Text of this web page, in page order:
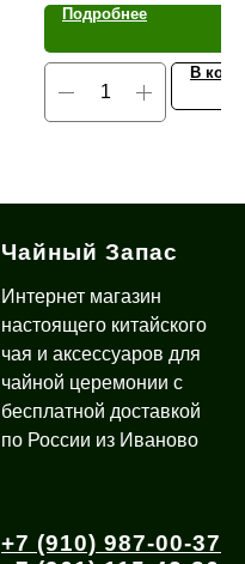
Подробнее
В
Чайный Запас
Интернет магазин
настоящего китайского
чая и аксессуаров для
чайной церемонии с
бесплатной доставкой
по России из Иваново
+7 (910) 987-00-37